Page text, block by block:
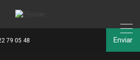
79 05 48 Enviar